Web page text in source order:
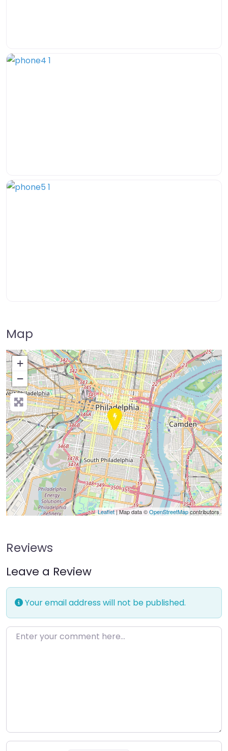
Map
+
−
Press Enter key to search
Leaflet| Map data ©OpenStreetMapcontributors
Reviews
Leave a Review
Your email address will not be published.
Enter your comment here…